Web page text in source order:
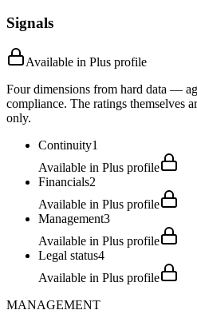
Signals
Available in Plus profile
Four dimensions from hard data —
compliance. The ratings themselves
only.
Continuity1
Available in Plus profile
Financials2
Available in Plus profile
Management3
Available in Plus profile
Legal status4
Available in Plus profile
MANAGEMENT